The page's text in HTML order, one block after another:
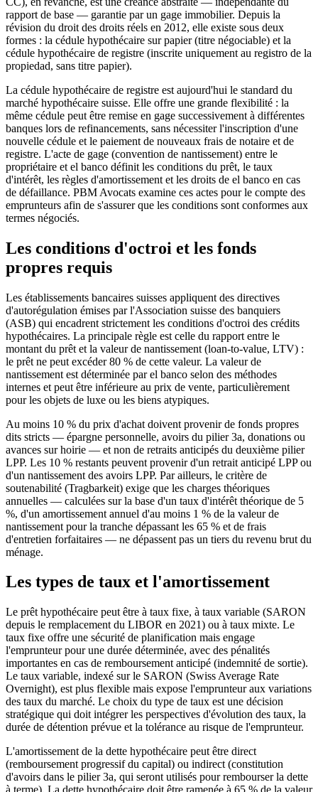
rapport de base — garantie par un gage immobilier. Depuis la
révision du droit des droits réels en 2012, elle existe sous deux
formes : la cédule hypothécaire sur papier (titre négociable) et la
cédule hypothécaire de registre (inscrite uniquement au registro de la
propiedad, sans titre papier).
La cédule hypothécaire de registre est aujourd'hui le standard du
marché hypothécaire suisse. Elle offre une grande flexibilité : la
même cédule peut être remise en gage successivement à différentes
banques lors de refinancements, sans nécessiter l'inscription d'une
nouvelle cédule et le paiement de nouveaux frais de notaire et de
registre. L'acte de gage (convention de nantissement) entre le
propriétaire et el banco définit les conditions du prêt, le taux
d'intérêt, les règles d'amortissement et les droits de el banco en cas
de défaillance. PBM Avocats examine ces actes pour le compte des
emprunteurs afin de s'assurer que les conditions sont conformes aux
termes négociés.
Les conditions d'octroi et les fonds
propres requis
Les établissements bancaires suisses appliquent des directives
d'autorégulation émises par l'Association suisse des banquiers
(ASB) qui encadrent strictement les conditions d'octroi des crédits
hypothécaires. La principale règle est celle du rapport entre le
montant du prêt et la valeur de nantissement (loan-to-value, LTV) :
le prêt ne peut excéder 80 % de cette valeur. La valeur de
nantissement est déterminée par el banco selon des méthodes
internes et peut être inférieure au prix de vente, particulièrement
pour les objets de luxe ou les biens atypiques.
Au moins 10 % du prix d'achat doivent provenir de fonds propres
dits stricts — épargne personnelle, avoirs du pilier 3a, donations ou
avances sur hoirie — et non de retraits anticipés du deuxième pilier
LPP. Les 10 % restants peuvent provenir d'un retrait anticipé LPP ou
d'un nantissement des avoirs LPP. Par ailleurs, le critère de
soutenabilité (Tragbarkeit) exige que les charges théoriques
annuelles — calculées sur la base d'un taux d'intérêt théorique de 5
%, d'un amortissement annuel d'au moins 1 % de la valeur de
nantissement pour la tranche dépassant les 65 % et de frais
d'entretien forfaitaires — ne dépassent pas un tiers du revenu brut du
ménage.
Les types de taux et l'amortissement
Le prêt hypothécaire peut être à taux fixe, à taux variable (SARON
depuis le remplacement du LIBOR en 2021) ou à taux mixte. Le
taux fixe offre une sécurité de planification mais engage
l'emprunteur pour une durée déterminée, avec des pénalités
importantes en cas de remboursement anticipé (indemnité de sortie).
Le taux variable, indexé sur le SARON (Swiss Average Rate
Overnight), est plus flexible mais expose l'emprunteur aux variations
des taux du marché. Le choix du type de taux est une décision
stratégique qui doit intégrer les perspectives d'évolution des taux, la
durée de détention prévue et la tolérance au risque de l'emprunteur.
L'amortissement de la dette hypothécaire peut être direct
(remboursement progressif du capital) ou indirect (constitution
d'avoirs dans le pilier 3a, qui seront utilisés pour rembourser la dette